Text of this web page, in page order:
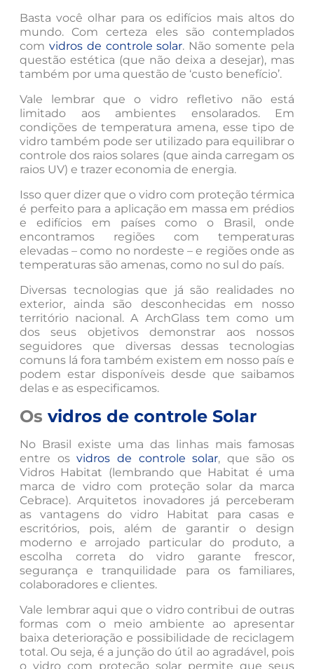
Basta você olhar para os edifícios mais altos do
mundo. Com certeza eles são contemplados
com vidros de controle solar. Não somente pela
questão estética (que não deixa a desejar), mas
também por uma questão de ‘custo benefício’.
Vale lembrar que o vidro refletivo não está
limitado aos ambientes ensolarados. Em
condições de temperatura amena, esse tipo de
vidro também pode ser utilizado para equilibrar o
controle dos raios solares (que ainda carregam os
raios UV) e trazer economia de energia.
Isso quer dizer que o vidro com proteção térmica
é perfeito para a aplicação em massa em prédios
e edifícios em países como o Brasil, onde
encontramos regiões com temperaturas
elevadas – como no nordeste – e regiões onde as
temperaturas são amenas, como no sul do país.
Diversas tecnologias que já são realidades no
exterior, ainda são desconhecidas em nosso
território nacional. A ArchGlass tem como um
dos seus objetivos demonstrar aos nossos
seguidores que diversas dessas tecnologias
comuns lá fora também existem em nosso país e
podem estar disponíveis desde que saibamos
delas e as especificamos.
Os vidros de controle Solar
No Brasil existe uma das linhas mais famosas
entre osvidros de controle solar, que são os
Vidros Habitat (lembrando que Habitat é uma
marca de vidro com proteção solar da marca
Cebrace). Arquitetos inovadores já perceberam
as vantagens do vidro Habitat para casas e
escritórios, pois, além de garantir o design
moderno e arrojado particular do produto, a
escolha correta do vidro garante frescor,
segurança e tranquilidade para os familiares,
colaboradores e clientes.
Vale lembrar aqui que o vidro contribui de outras
formas com o meio ambiente ao apresentar
baixa deterioração e possibilidade de reciclagem
total. Ou seja, é a junção do útil ao agradável, pois
o vidro com proteção solar permite que seus